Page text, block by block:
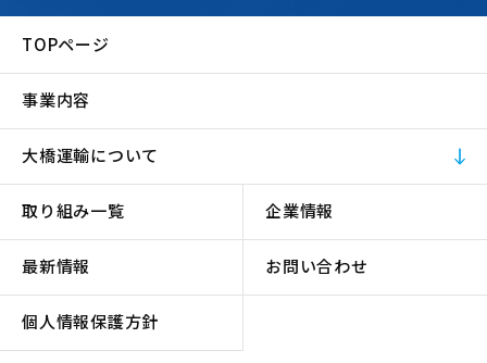
TOPページ
事業内容
大橋運輸について
取り組み一覧 企業情報
最新情報 お問い合わせ
個人情報保護方針